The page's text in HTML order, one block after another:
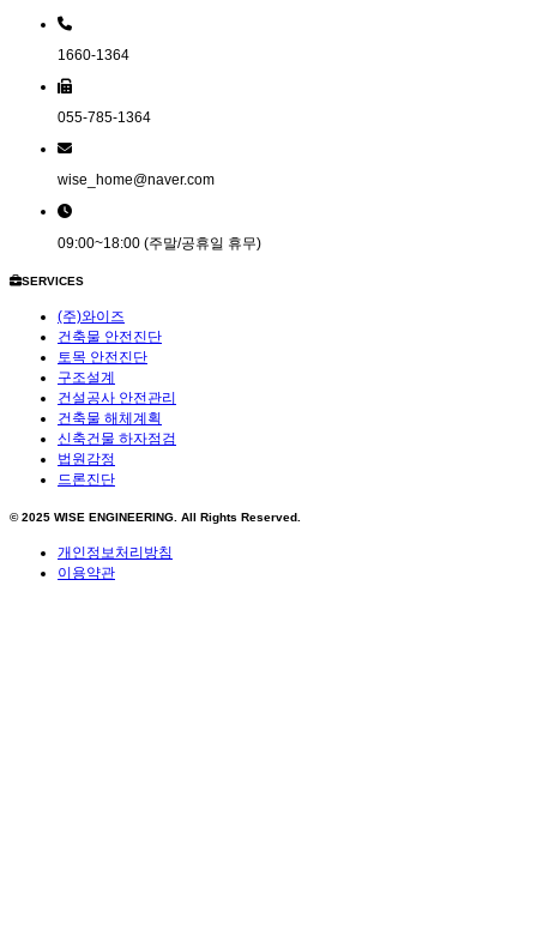
1660-1364
055-785-1364
wise_home@naver.com
09:00~18:00 (주말/공휴일 휴무)
SERVICES
(주)와이즈
건축물 안전진단
토목 안전진단
구조설계
건설공사 안전관리
건축물 해체계획
신축건물 하자점검
법원감정
드론진단
© 2025 WISE ENGINEERING . All Rights Reserved.
개인정보처리방침
이용약관